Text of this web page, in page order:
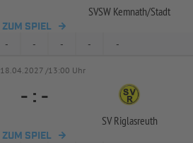
SVSW Kemnath/Stadt
ZUM SPIEL
- - - - -
18.04.2027 /13:00 Uhr
- : -
SV Riglasreuth
ZUM SPIEL